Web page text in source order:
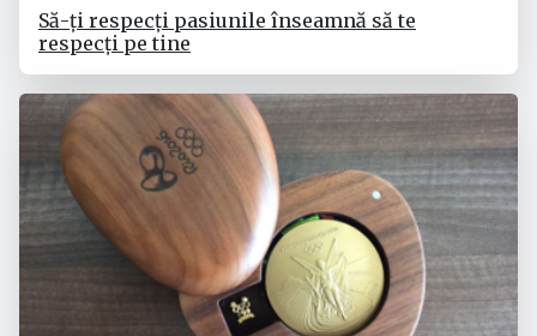
Să-ți respecți pasiunile înseamnă să te
respecți pe tine